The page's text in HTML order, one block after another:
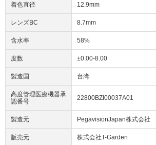
着色直径 12.9mm
レンズBC 8.7mm
含水率 58%
度数 ±0.00-8.00
製造国 台湾
高度管理医療機器承
認番号
22800BZI00037A01
製造元 PegavisionJapan株式会社
販売元 株式会社T-Garden